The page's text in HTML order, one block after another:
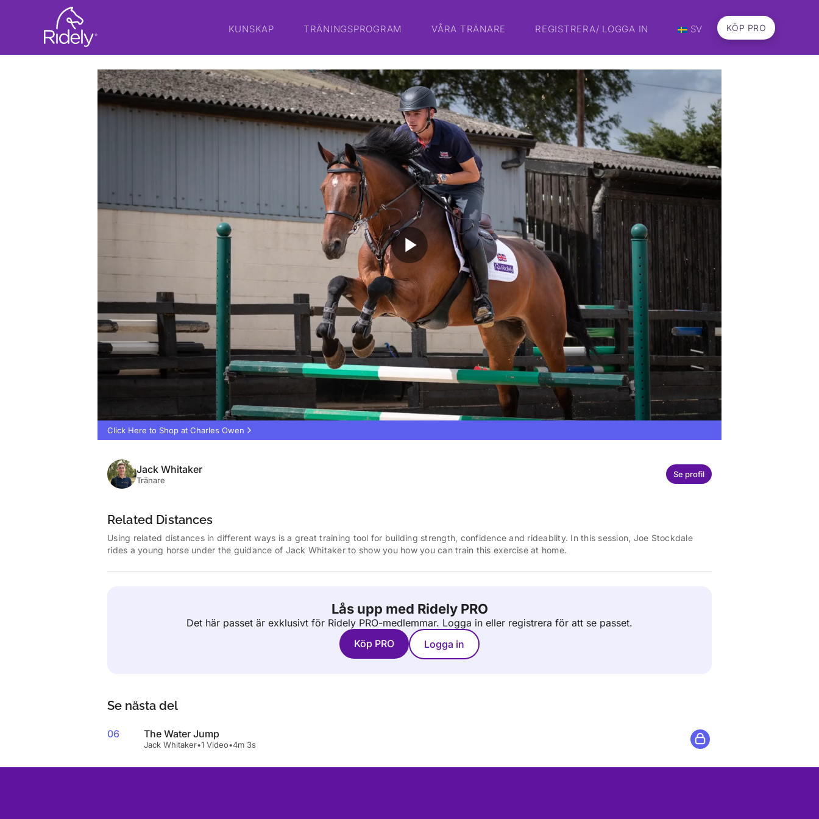
KUNSKAP TRÄNINGSPROGRAM VÅRA TRÄNARE REGISTRERA/ LOGGA IN SV KÖP PRO
play_arrow
Click Here to Shop at Charles Owen
Jack Whitaker
Tränare
Se profil
Related Distances
Using related distances in different ways is a great training tool for building strength, confidence and rideablity. In this session, Joe Stockdale
rides a young horse under the guidance of Jack Whitaker to show you how you can train this exercise at home.
Lås upp med Ridely PRO
Det här passet är exklusivt för Ridely PRO-medlemmar. Logga in eller registrera för att se passet.
Köp PRO
Logga in
Se nästa del
06 The Water Jump
Jack Whitaker•1 Video•4m 3s